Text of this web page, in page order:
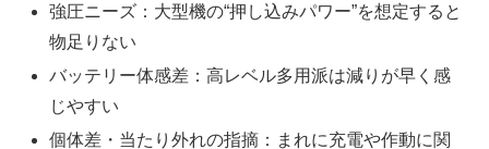
強圧ニーズ：大型機の“押し込みパワー”を想定すると
物足りない
バッテリー体感差：高レベル多用派は減りが早く感
じやすい
個体差・当たり外れの指摘：まれに充電や作動に関